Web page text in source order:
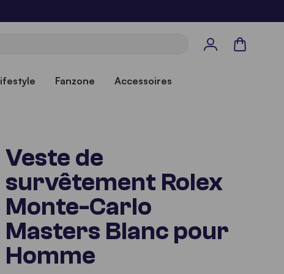
Panier
Fanzone Accessoires
Veste de
survêtement Rolex
Monte-Carlo
Masters Blanc pour
Homme